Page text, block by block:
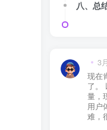
八、总
3
现在
了。
量，
用户
难，